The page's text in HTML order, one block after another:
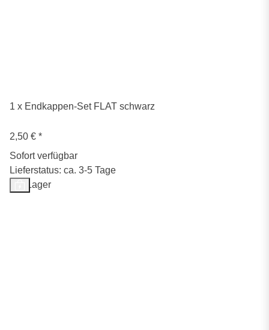
1 x Endkappen-Set FLAT schwarz
2,50 € *
Sofort verfügbar
Lieferstatus: ca. 3-5 Tage
Auf Lager